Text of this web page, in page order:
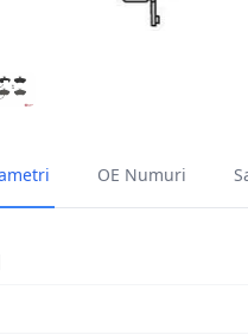
KOMPL., DISKU
BREMŽU UZLIKU KOMPL.,
OE Numuri